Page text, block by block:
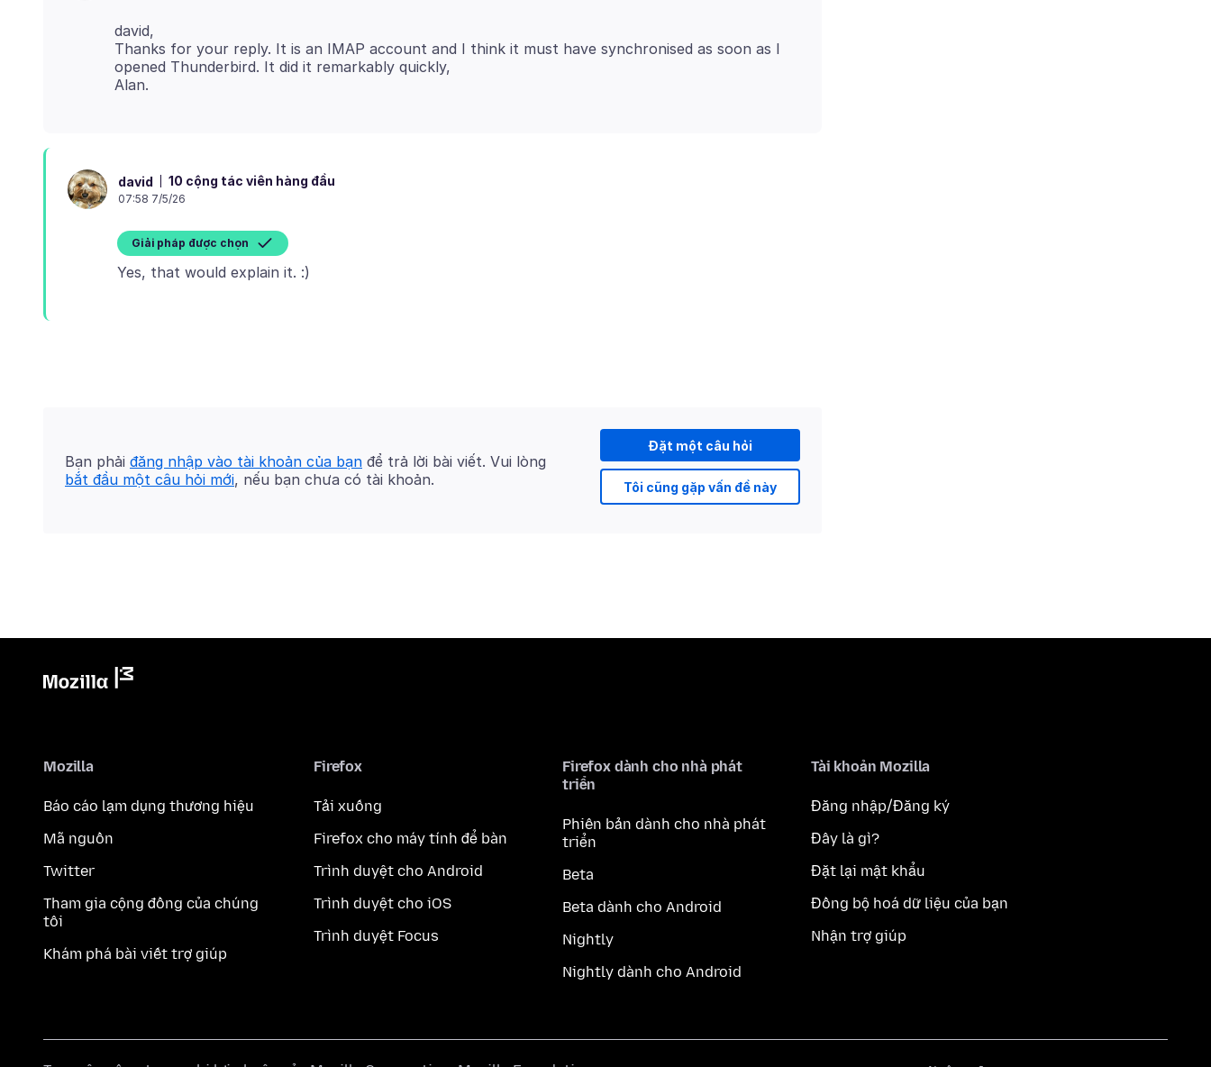
david,
Thanks for your reply. It is an IMAP account and I think it must have synchronised as soon as I
opened Thunderbird. It did it remarkably quickly,
david 10 cộng tác viên hàng đầu
07:58 7/5/26
Giải pháp được chọn
Đặt một câu hỏi
Tôi cũng gặp vấn đề này
Bạn phải đăng nhập vào tài khoản của bạn để trả lời bài viết. Vui lòng
bắt đầu một câu hỏi mới, nếu bạn chưa có tài khoản.
Mozilla
Báo cáo lạm dụng thương hiệu
Mã nguồn
Twitter
Tham gia cộng đồng của chúng
tôi
Khám phá bài viết trợ giúp
Firefox
Tải xuống
Firefox cho máy tính để bàn
Trình duyệt cho Android
Trình duyệt cho iOS
Trình duyệt Focus
Firefox dành cho nhà phát
triển
Phiên bản dành cho nhà phát
triển
Beta
Beta dành cho Android
Nightly
Nightly dành cho Android
Tài khoản Mozilla
Đăng nhập/Đăng ký
Đây là gì?
Đặt lại mật khẩu
Đồng bộ hoá dữ liệu của bạn
Nhận trợ giúp